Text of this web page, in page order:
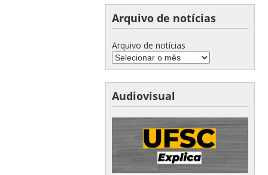
Arquivo de notícias
Arquivo de notícias
Audiovisual